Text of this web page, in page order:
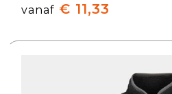
vanaf € 11,33